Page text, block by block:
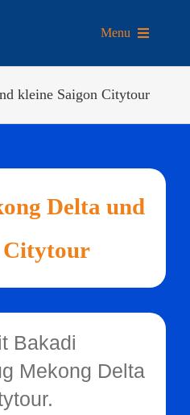
Menu
kleine Saigon Citytour
Delta und
Citytour
Bakadi
Mekong Delta